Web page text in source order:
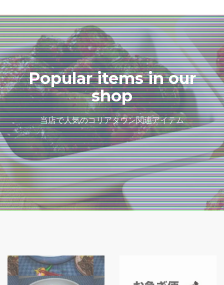
Popular items in our
shop
当店で人気のコリアタウン関連アイテム